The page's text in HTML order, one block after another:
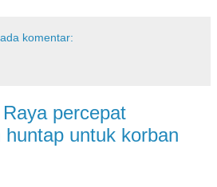
komentar:
percepat
untuk korban